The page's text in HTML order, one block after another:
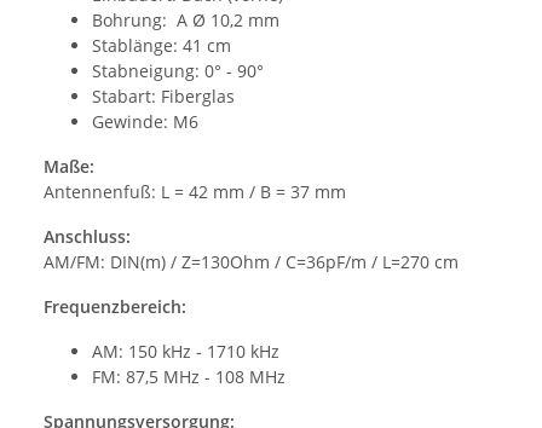
Bohrung: A Ø 10,2 mm
Stablänge: 41 cm
Stabneigung: 0° - 90°
Stabart: Fiberglas
Gewinde: M6
Maße:
Antennenfuß: L = 42 mm / B = 37 mm
Anschluss:
AM/FM: DIN(m) / Z=130Ohm / C=36pF/m / L=270 cm
Frequenzbereich:
AM: 150 kHz - 1710 kHz
FM: 87,5 MHz - 108 MHz
Spannungsversorgung: